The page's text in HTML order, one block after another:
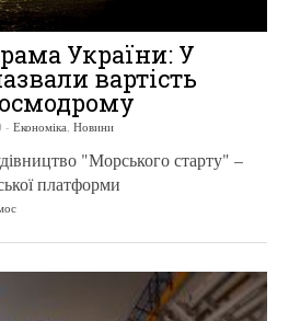
України: У
вартість
- Економіка Новини
"Морського старту" –
платформи